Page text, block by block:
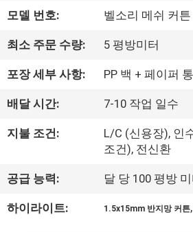
리
것
장
투
모델 번호: 벨소리 메쉬 커튼
최소 주문 수량: 5 평방미터
포장 세부 사항: PP 백 + 페이퍼
배달 시간: 7-10 작업 일수
지불 조건:
L/C (신용장), 인
조건), 전신환
공급 능력: 달 당 100 평방 미
하이라이트: 1.5x15mm 반지망 커튼